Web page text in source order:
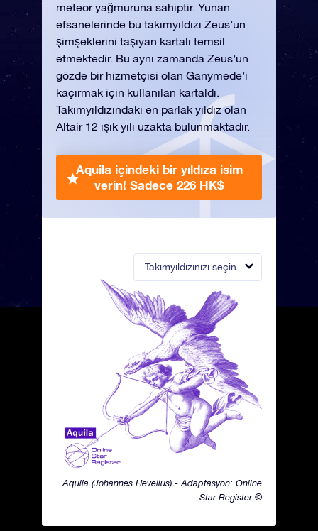
Takımyıldızınızı seçin
Aquila (Johannes Hevelius) - Adaptasyon: Online
Star Register ©
meteor yağmuruna sahiptir. Yunan
efsanelerinde bu takımyıldızı Zeus’un
şimşeklerini taşıyan kartalı temsil
etmektedir. Bu aynı zamanda Zeus’un
gözde bir hizmetçisi olan Ganymede’i
kaçırmak için kullanılan kartaldı.
Takımyıldızındaki en parlak yıldız olan
Altair 12 ışık yılı uzakta bulunmaktadır.
Aquila içindeki bir yıldıza isim
verin! Sadece 226 HK$